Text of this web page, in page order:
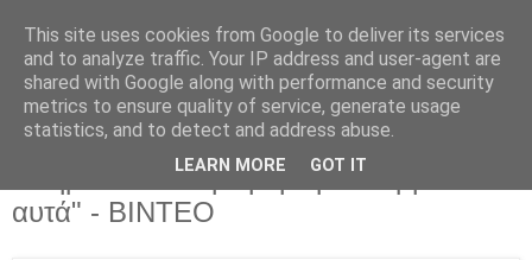
Parakato.gr
Μπαλαούρας: "Δώσαμε μάχη κατά του
Μνημονίου και ηττηθήκαμε. Συμβαίνουν
αυτά" - ΒΙΝΤΕΟ
This site uses cookies from Google to deliver its services
and to analyze traffic. Your IP address and user-agent are
shared with Google along with performance and security
metrics to ensure quality of service, generate usage
statistics, and to detect and address abuse.
LEARN MORE GOT IT